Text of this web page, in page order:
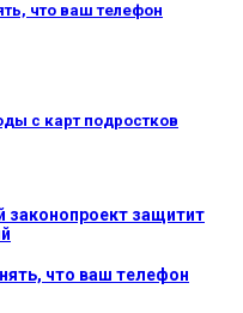
что ваш телефон
с карт подростков
законопроект защитит
что ваш телефон